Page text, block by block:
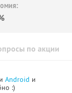
по акции
Android и
:)